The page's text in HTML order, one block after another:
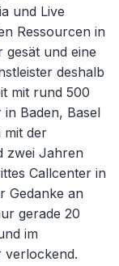
und Live
Ressourcen in
gesät und eine
deshalb
mit rund 500
Baden, Basel
mit der
zwei Jahren
Callcenter in
Gedanke an
gerade 20
im
verlockend.